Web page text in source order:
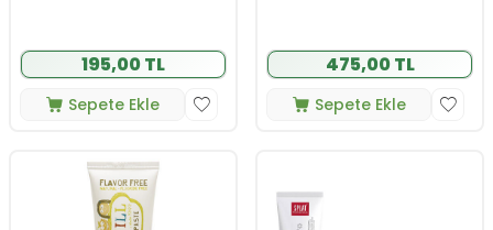
195,00 TL
Sepete Ekle
475,00 TL
Sepete Ekle